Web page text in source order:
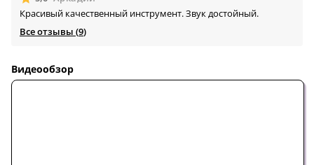
Красивый качественный инструмент. Звук достойный.
Все отзывы (9)
Видеообзор